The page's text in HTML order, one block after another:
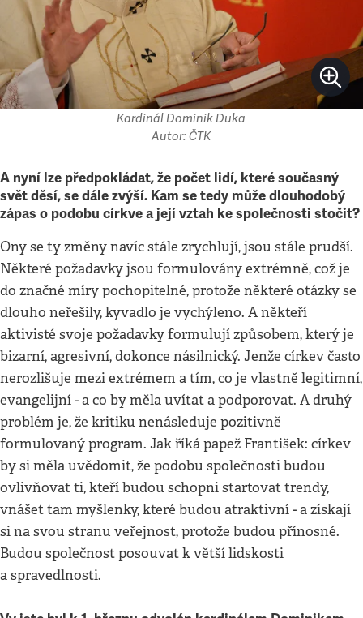
Kardinál Dominik Duka
Autor: ČTK
A nyní lze předpokládat, že počet lidí, které současný
svět děsí, se dále zvýší. Kam se tedy může dlouhodobý
zápas o podobu církve a její vztah ke společnosti stočit?
Ony se ty změny navíc stále zrychlují, jsou stále prudší.
Některé požadavky jsou formulovány extrémně, což je
do značné míry pochopitelné, protože některé otázky se
dlouho neřešily, kyvadlo je vychýleno. A někteří
aktivisté svoje požadavky formulují způsobem, který je
bizarní, agresivní, dokonce násilnický. Jenže církev často
nerozlišuje mezi extrémem a tím, co je vlastně legitimní,
evangelijní - a co by měla uvítat a podporovat. A druhý
problém je, že kritiku nenásleduje pozitivně
formulovaný program. Jak říká papež František: církev
by si měla uvědomit, že podobu společnosti budou
ovlivňovat ti, kteří budou schopni startovat trendy,
vnášet tam myšlenky, které budou atraktivní - a získají
si na svou stranu veřejnost, protože budou přínosné.
Budou společnost posouvat k větší lidskosti
a spravedlnosti.